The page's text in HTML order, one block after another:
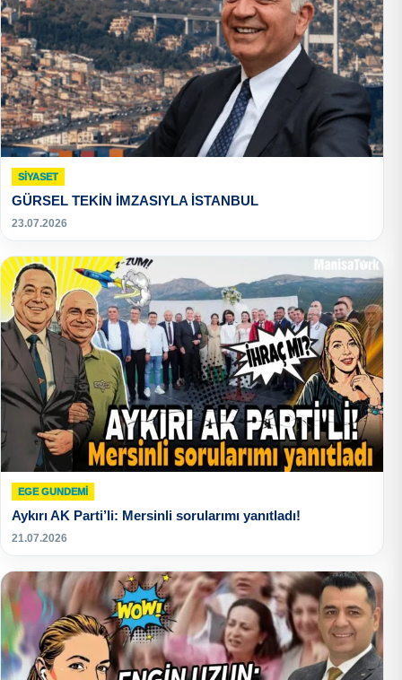
SIYASET
GÜRSEL TEKİN İMZASIYLA İSTANBUL
23.07.2026
EGE GUNDEMİ
Aykırı AK Parti’li: Mersinli sorularımı yanıtladı!
21.07.2026